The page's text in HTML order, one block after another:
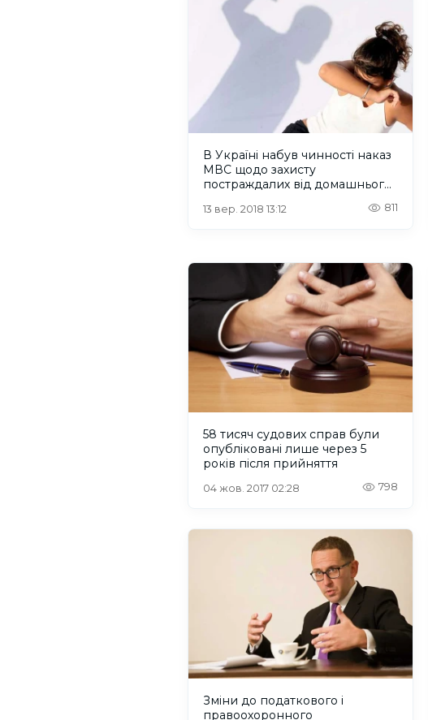
В Україні набув чинності наказ
МВС щодо захисту
постраждалих від домашнього
13 вер. 2018 13:12 811
58 тисяч судових справ були
опубліковані лише через 5
років після прийняття
04 жов. 2017 02:28 798
Зміни до податкового і
правоохоронного